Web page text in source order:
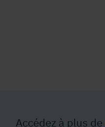
Accédez à plus de